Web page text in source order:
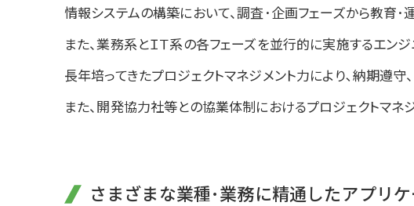
情報システムの構築において、調査･企画フェーズから教育･
また、業務系とＩＴ系の各フェーズを並行的に実施するエン
長年培ってきたプロジェクトマネジメント力により､納期遵守
また、開発協力社等との協業体制におけるプロジェクトマネ
さまざまな業種･業務に精通したアプリ